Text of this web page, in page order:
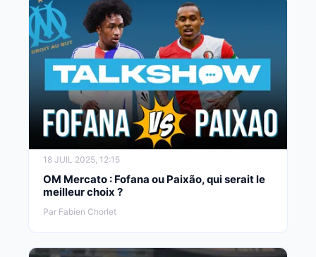
18 JUIL 2025, 12:15
OM Mercato : Fofana ou Paixão, qui serait le
meilleur choix ?
Par Fabien Chorlet